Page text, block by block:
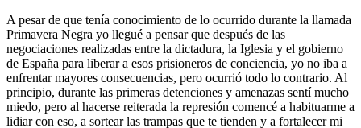
A pesar de que tenía conocimiento de lo ocurrido durante la llamada
Primavera Negra yo llegué a pensar que después de las
negociaciones realizadas entre la dictadura, la Iglesia y el gobierno
de España para liberar a esos prisioneros de conciencia, yo no iba a
enfrentar mayores consecuencias, pero ocurrió todo lo contrario. Al
principio, durante las primeras detenciones y amenazas sentí mucho
miedo, pero al hacerse reiterada la represión comencé a habituarme a
lidiar con eso, a sortear las trampas que te tienden y a fortalecer mi